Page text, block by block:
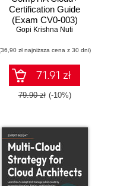
Spanner
Certification Guide
(Exam CV0-003)
Gopi Krishna Nuti
zł najniższa cena z 30 dni)
71.91 zł
79.90 zł (-10%)